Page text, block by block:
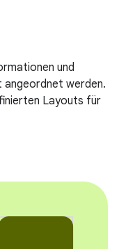
und
angeordnet werden.
Layouts für